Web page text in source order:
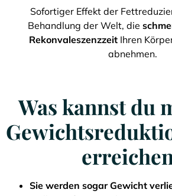
Sofortiger Effekt der
Behandlung der Welt, die
Rekonvaleszenzzeit Ihren
abnehmen.
Was kannst du
Sie werden sogar Gewicht